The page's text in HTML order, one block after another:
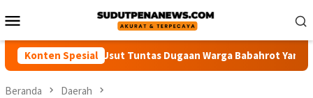
ke
Mobile
Konten Spesial
Desak Polisi Usut Tuntas Dugaan Warga Babahrot Yang Hilang
Beranda Daerah